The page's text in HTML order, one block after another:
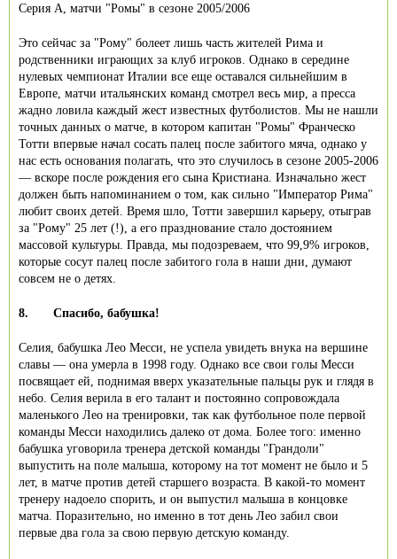
Серия А, матчи "Ромы" в сезоне 2005/2006
Это сейчас за "Рому" болеет лишь часть жителей Рима и
родственники играющих за клуб игроков. Однако в середине
нулевых чемпионат Италии все еще оставался сильнейшим в
Европе, матчи итальянских команд смотрел весь мир, а пресса
жадно ловила каждый жест известных футболистов. Мы не нашли
точных данных о матче, в котором капитан "Ромы" Франческо
Тотти впервые начал сосать палец после забитого мяча, однако у
нас есть основания полагать, что это случилось в сезоне 2005-2006
— вскоре после рождения его сына Кристиана. Изначально жест
должен быть напоминанием о том, как сильно "Император Рима"
любит своих детей. Время шло, Тотти завершил карьеру, отыграв
за "Рому" 25 лет (!), а его празднование стало достоянием
массовой культуры. Правда, мы подозреваем, что 99,9% игроков,
которые сосут палец после забитого гола в наши дни, думают
совсем не о детях.
8. Спасибо, бабушка!
Селия, бабушка Лео Месси, не успела увидеть внука на вершине
славы — она умерла в 1998 году. Однако все свои голы Месси
посвящает ей, поднимая вверх указательные пальцы рук и глядя в
небо. Селия верила в его талант и постоянно сопровождала
маленького Лео на тренировки, так как футбольное поле первой
команды Месси находились далеко от дома. Более того: именно
бабушка уговорила тренера детской команды "Грандоли"
выпустить на поле малыша, которому на тот момент не было и 5
лет, в матче против детей старшего возраста. В какой-то момент
тренеру надоело спорить, и он выпустил малыша в концовке
матча. Поразительно, но именно в тот день Лео забил свои
первые два гола за свою первую детскую команду.